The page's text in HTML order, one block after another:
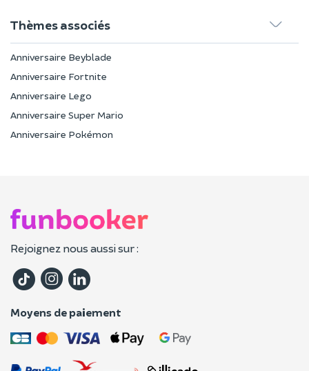
Thèmes associés
Anniversaire Beyblade
Anniversaire Fortnite
Anniversaire Lego
Anniversaire Super Mario
Anniversaire Pokémon
Rejoignez nous aussi sur :
Moyens de paiement